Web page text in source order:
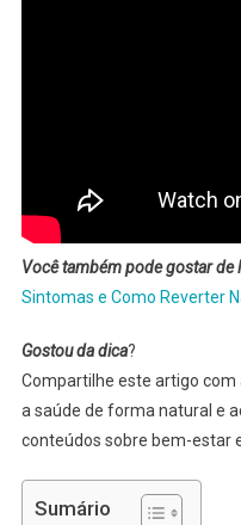
Você também pode gostar de
Sintomas e Como Reverter
Gostou da dica?
Compartilhe este artigo
a saúde de forma natural e
conteúdos sobre bem-estar
Sumário